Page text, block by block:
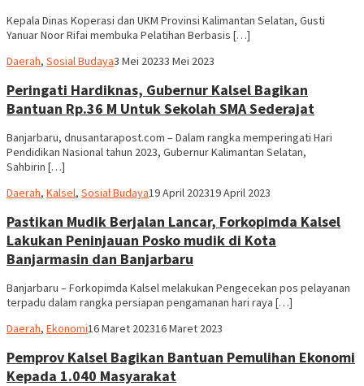
Kepala Dinas Koperasi dan UKM Provinsi Kalimantan Selatan, Gusti
Yanuar Noor Rifai membuka Pelatihan Berbasis […]
Daerah, Sosial BudayaSupian
3 Mei 20233 Mei 2023
Peringati Hardiknas, Gubernur Kalsel Bagikan
Bantuan Rp.36 M Untuk Sekolah SMA Sederajat
Banjarbaru, dnusantarapost.com – Dalam rangka memperingati Hari
Pendidikan Nasional tahun 2023, Gubernur Kalimantan Selatan,
Sahbirin […]
Daerah, Kalsel, Sosial BudayaSupian
19 April 202319 April 2023
Pastikan Mudik Berjalan Lancar, Forkopimda Kalsel
Lakukan Peninjauan Posko mudik di Kota
Banjarmasin dan Banjarbaru
Banjarbaru – Forkopimda Kalsel melakukan Pengecekan pos pelayanan
terpadu dalam rangka persiapan pengamanan hari raya […]
Daerah, EkonomiSupian
16 Maret 202316 Maret 2023
Pemprov Kalsel Bagikan Bantuan Pemulihan Ekonomi
Kepada 1.040 Masyarakat